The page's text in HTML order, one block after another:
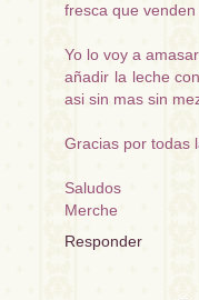
fresca que
Yo lo voy a
añadir la leche
asi sin mas sin
Gracias por todas
Saludos
Merche
Responder